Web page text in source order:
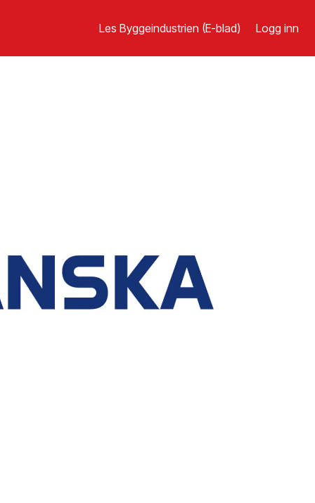
Les Byggeindustrien (E-blad) Logg inn